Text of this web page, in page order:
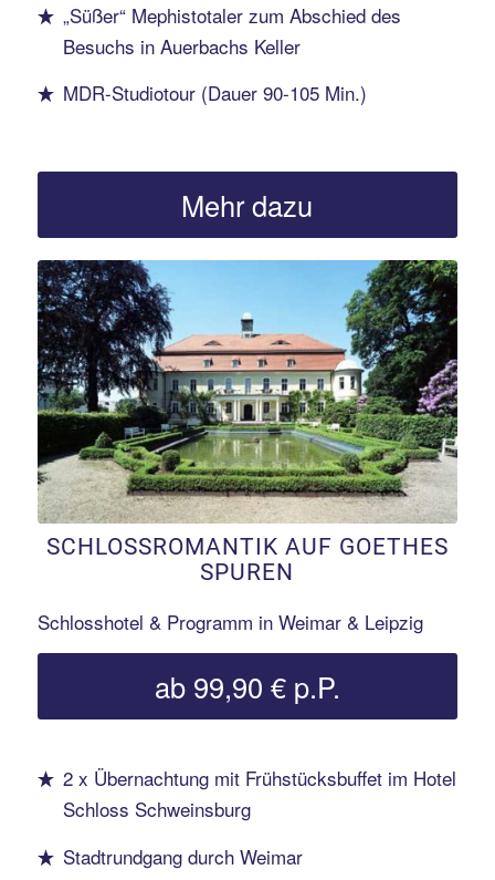
„Süßer“ Mephistotaler zum Abschied des
Besuchs in Auerbachs Keller
MDR-Studiotour (Dauer 90-105 Min.)
Mehr dazu
Erfahren Sie mehr!
SCHLOSSROMANTIK AUF GOETHES
SPUREN
Schlosshotel & Programm in Weimar & Leipzig
ab 99,90 € p.P.
2 x Übernachtung mit Frühstücksbuffet im Hotel
Schloss Schweinsburg
Stadtrundgang durch Weimar